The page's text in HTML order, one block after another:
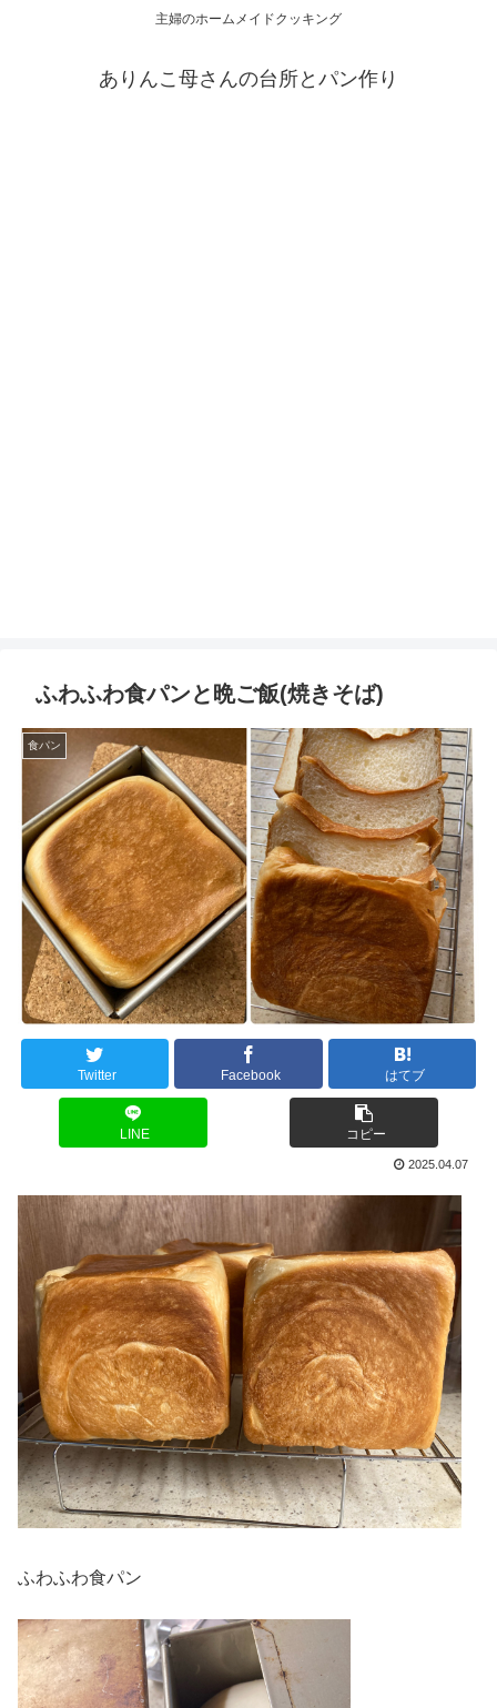
主婦のホームメイドクッキング
ありんこ母さんの台所とパン作り
ふわふわ食パンと晩ご飯(焼きそば)
食パン
Twitter Facebook はてブ
LINE コピー
2025.04.07
ふわふわ食パン